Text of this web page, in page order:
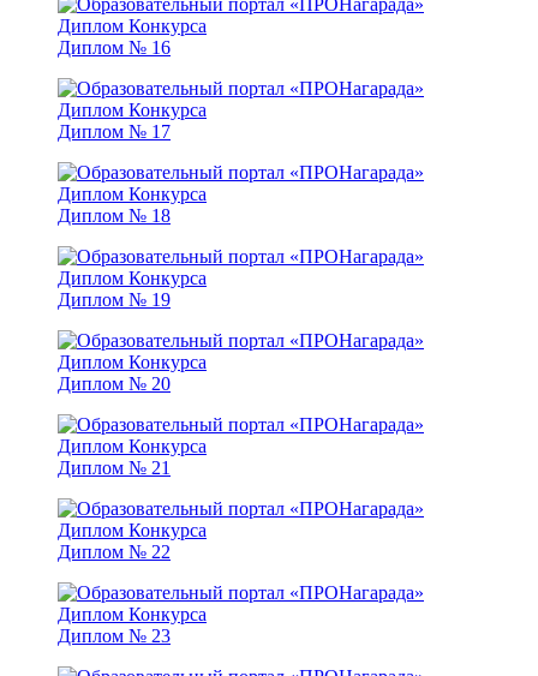
Диплом № 16
Диплом № 17
Диплом № 18
Диплом № 19
Диплом № 20
Диплом № 21
Диплом № 22
Диплом № 23